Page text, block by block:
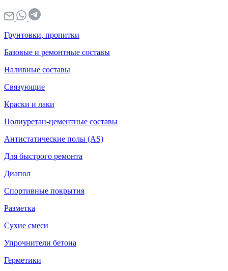
Грунтовки, пропитки
Базовые и ремонтные составы
Наливные составы
Связующие
Краски и лаки
Полиуретан-цементные составы
Антистатические полы (AS)
Для быстрого ремонта
Диапол
Спортивные покрытия
Разметка
Сухие смеси
Упрочнители бетона
Герметики